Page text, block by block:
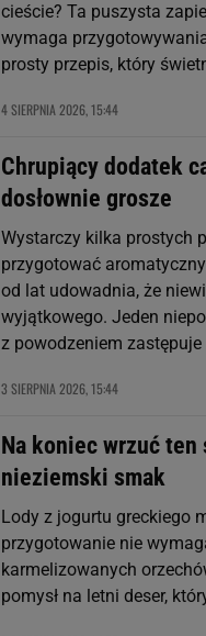
cieście? Ta puszysta
wymaga
prosty przepis, który
4 SIERPNIA 2026, 15:44
Chrupiący dodatek
dosłownie grosze
Wystarczy kilka prostych
przygotować
od lat udowadnia, że
wyjątkowego. Jeden
z powodzeniem
3 SIERPNIA 2026, 15:44
Na koniec wrzuć ten
nieziemski smak
Lody z jogurtu greckiego
przygotowanie nie
karmelizowanych
pomysł na letni deser,